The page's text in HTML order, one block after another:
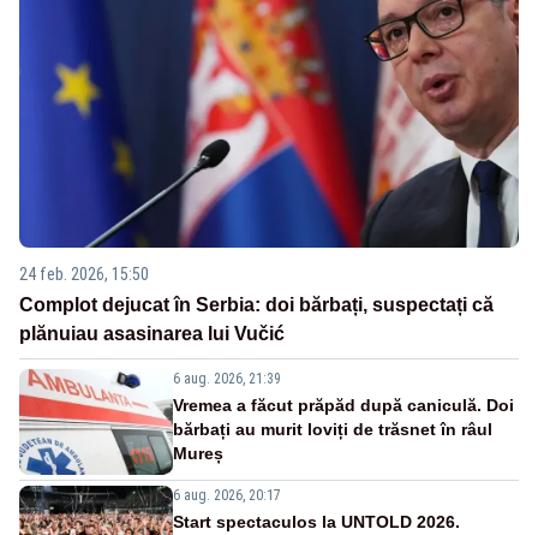
24 feb. 2026, 15:50
Complot dejucat în Serbia: doi bărbați, suspectați că
plănuiau asasinarea lui Vučić
6 aug. 2026, 21:39
Vremea a făcut prăpăd după caniculă. Doi
bărbați au murit loviți de trăsnet în râul
Mureș
6 aug. 2026, 20:17
Start spectaculos la UNTOLD 2026.